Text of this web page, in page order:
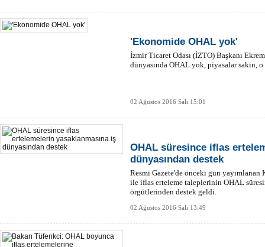
'Ekonomide OHAL yok'
İzmir Ticaret Odası (İZTO) Başkanı
dünyasında OHAL yok, piyasalar sakin,
02 Ağustos 2016 Salı 15:01
OHAL süresince iflas
dünyasından destek
Resmi Gazete'de önceki gün
ile iflas erteleme taleplerinin OHAL
örgütlerinden destek geldi.
02 Ağustos 2016 Salı 13:49